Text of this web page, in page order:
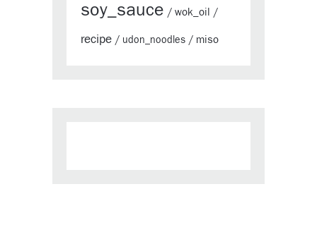
soy_sauce / wok_oil /
recipe / udon_noodles / miso